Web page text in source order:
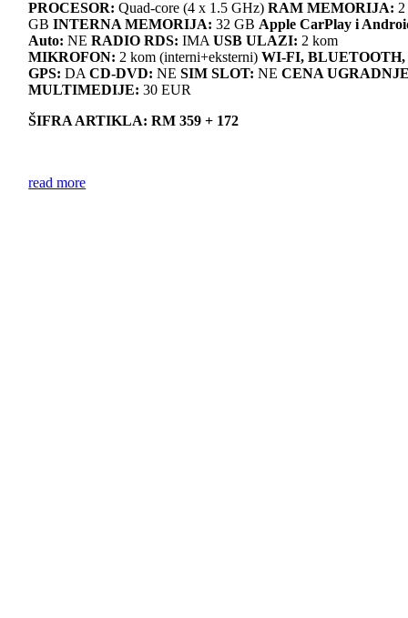
PROCESOR: Quad-core (4 x 1.5 GHz)RAM MEMORIJA: 2
GBINTERNA MEMORIJA: 32 GB Apple CarPlay i
Auto: NERADIO RDS: IMAUSB ULAZI: 2 kom
MIKROFON: 2 kom (interni+eksterni)WI-FI, BLUETOOTH,
GPS: DACD-DVD: NESIM SLOT: NECENA
MULTIMEDIJE: 30 EUR
ŠIFRA ARTIKLA: RM 359 + 172
read more